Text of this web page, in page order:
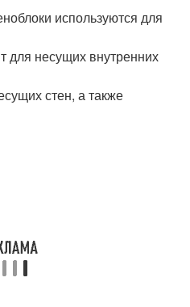
используются для
для несущих внутренних
стен, а также